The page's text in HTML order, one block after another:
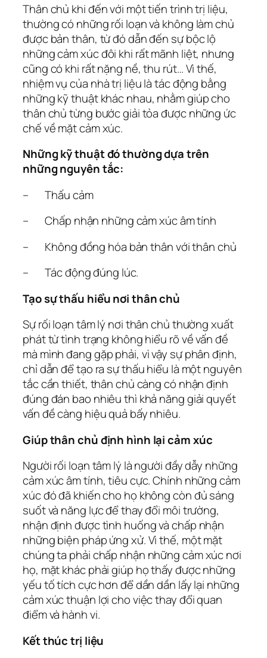
Thân chủ khi đến với một tiến trình trị liệu,
thường có những rối loạn và không làm chủ
được bản thân, từ đó dẫn đến sự bộc lộ
những cảm xúc đôi khi rất mãnh liệt, nhưng
cũng có khi rất nặng nề, thu rút… Vì thế,
nhiệm vụ của nhà trị liệu là tác động bằng
những kỹ thuật khác nhau, nhằm giúp cho
thân chủ từng bước giải tỏa được những ức
chế về mặt cảm xúc.
Những kỹ thuật đó thường dựa trên
những nguyên tắc:
– Thấu cảm
– Chấp nhận những cảm xúc âm tính
– Không đồng hóa bản thân với thân chủ
– Tác động đúng lúc.
Tạo sự thấu hiểu nơi thân chủ
Sự rối loạn tâm lý nơi thân chủ thường xuất
phát từ tình trạng không hiểu rõ về vấn đề
mà mình đang gặp phải, vì vậy sự phân định,
chỉ dẫn để tạo ra sự thấu hiểu là một nguyên
tắc cần thiết, thân chủ càng có nhận định
đúng đán bao nhiêu thì khả năng giải quyết
vấn đề càng hiệu quả bấy nhiêu.
Giúp thân chủ định hình lại cảm xúc
Người rối loạn tâm lý là người đầy dẫy những
cảm xúc âm tính, tiêu cực. Chính những cảm
xúc đó đã khiến cho họ không còn đủ sáng
suốt và năng lực để thay đổi môi trường,
nhận định được tình huống và chấp nhận
những biện pháp ứng xử. Vì thế, một mặt
chúng ta phải chấp nhận những cảm xúc nơi
họ, mặt khác phải giúp họ thấy được những
yếu tố tích cực hơn để dần dần lấy lại những
cảm xúc thuận lợi cho việc thay đổi quan
điểm và hành vi.
Kết thúc trị liệu